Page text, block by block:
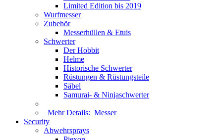
Limited Edition bis 2019
Wurfmesser
Zubehör
Messerhüllen & Etuis
Schwerter
Der Hobbit
Helme
Historische Schwerter
Rüstungen & Rüstungsteile
Säbel
Samurai- & Ninjaschwerter
Mehr Details: Messer
Security
Abwehrsprays